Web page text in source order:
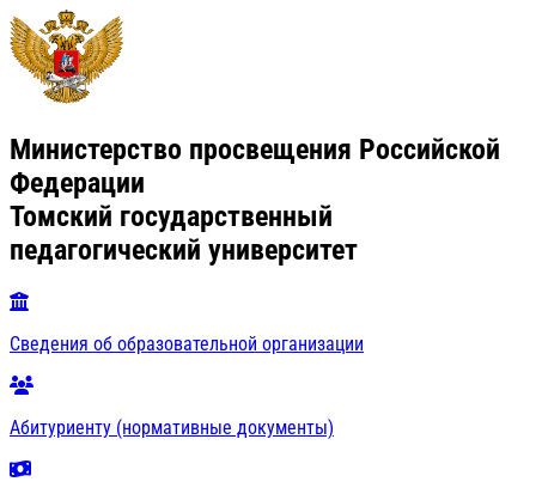
Министерство просвещения Российской
Федерации
Томский государственный
педагогический университет
Сведения об образовательной организации
Абитуриенту (нормативные документы)